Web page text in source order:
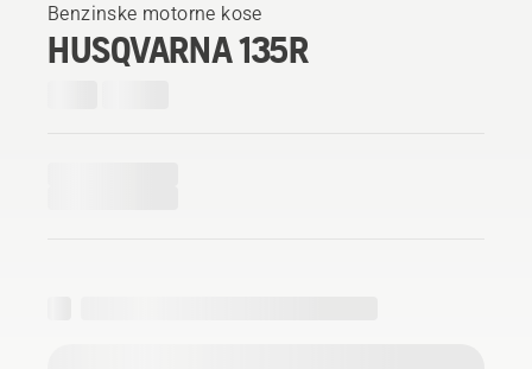
Benzinske motorne kose
HUSQVARNA 135R